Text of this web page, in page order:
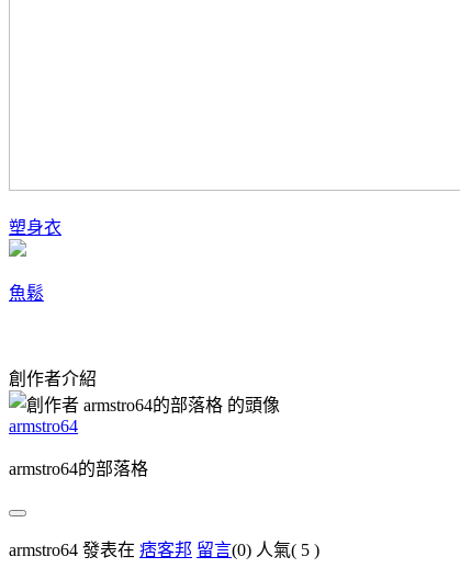
塑身衣
魚鬆
創作者介紹
armstro64
armstro64的部落格
armstro64 發表在 痞客邦 留言(0) 人氣( 5 )